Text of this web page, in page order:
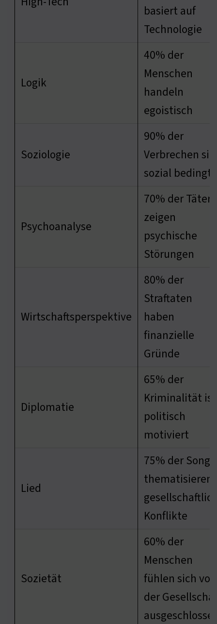
basiert auf
Technologie
Logik
40% der
Menschen
handeln
egoistisch
Soziologie
90% der
Verbrechen
sozial bedingt
Psychoanalyse
70% der Täter
zeigen
psychische
Störungen
Wirtschaftsperspektive
80% der
Straftaten
haben
finanzielle
Gründe
Diplomatie
65% der
Kriminalität ist
politisch
motiviert
Lied
75% der Songs
thematisieren
Konflikte
Sozietät
60% der
Menschen
fühlen sich von
der